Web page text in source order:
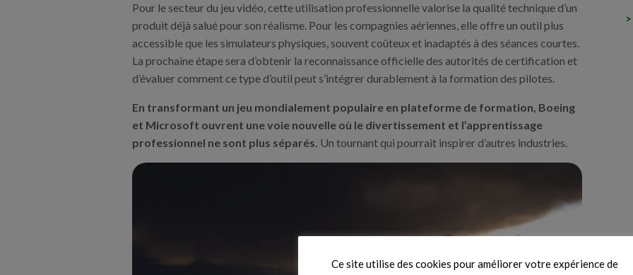
Pour le secteur du jeu vidéo, cette utilisation professionnelle valorise la qualité technique d’un
produit déjà salué pour son réalisme. Pour les compagnies aériennes, elle offre un outil plus
accessible que les simulateurs physiques, souvent coûteux et inadaptés à des séances courtes.
La prochaine étape sera d’obtenir la reconnaissance officielle des autorités de certification et
d’évaluer comment ce type d’outil peut s’intégrer durablement à la formation des pilotes.
En transformant un jeu mondialement populaire en plateforme de formation, Boeing
et Microsoft ouvrent une voie nouvelle où le divertissement et l’apprentissage
professionnel ne sont plus séparés. Un tournant qui pourrait inspirer d’autres industries.
Ce site utilise des cookies pour améliorer votre expérience de